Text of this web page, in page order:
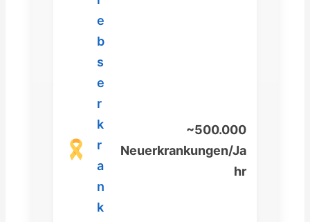
e
b
s
e
r
k
r
a
n
k
~500.000
Neuerkrankungen/Ja
hr